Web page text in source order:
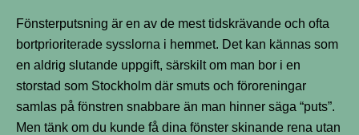
Fönsterputsning är en av de mest tidskrävande och ofta
bortprioriterade sysslorna i hemmet. Det kan kännas som
en aldrig slutande uppgift, särskilt om man bor i en
storstad som Stockholm där smuts och föroreningar
samlas på fönstren snabbare än man hinner säga “puts”.
Men tänk om du kunde få dina fönster skinande rena utan